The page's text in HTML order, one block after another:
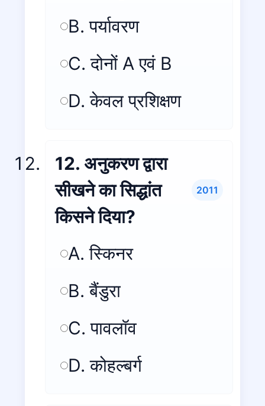
B. पर्यावरण
C. दोनों A एवं B
D. केवल प्रशिक्षण
12. अनुकरण द्वारा
सीखने का सिद्धांत
किसने दिया?
2011
A. स्किनर
B. बैंडुरा
C. पावलॉव
D. कोहल्बर्ग